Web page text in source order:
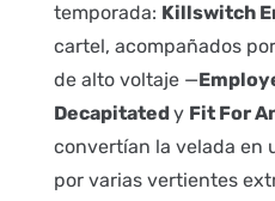
temporada: Killswitch
cartel, acompañados
de alto voltaje —
Decapitatedy Fit For
convertían la velada en
por varias vertientes